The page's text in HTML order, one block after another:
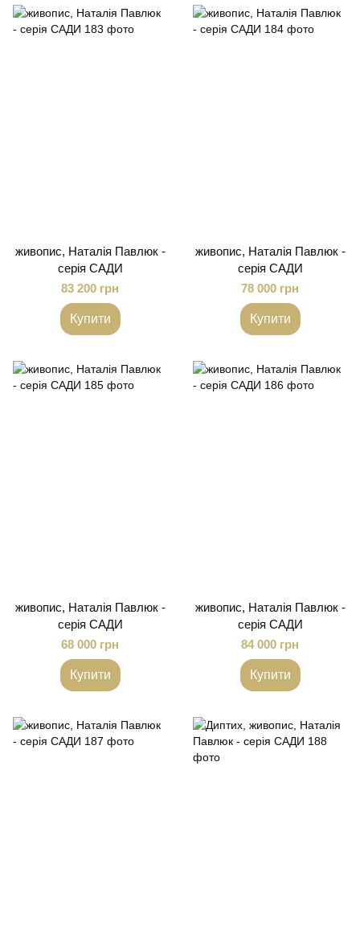
живопис, Наталія Павлюк -
серія САДИ
83 200 грн
Купити
живопис, Наталія Павлюк -
серія САДИ
78 000 грн
Купити
живопис, Наталія Павлюк -
серія САДИ
68 000 грн
Купити
живопис, Наталія Павлюк -
серія САДИ
84 000 грн
Купити